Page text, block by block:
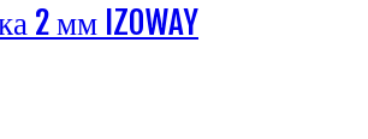
2 мм IZOWAY